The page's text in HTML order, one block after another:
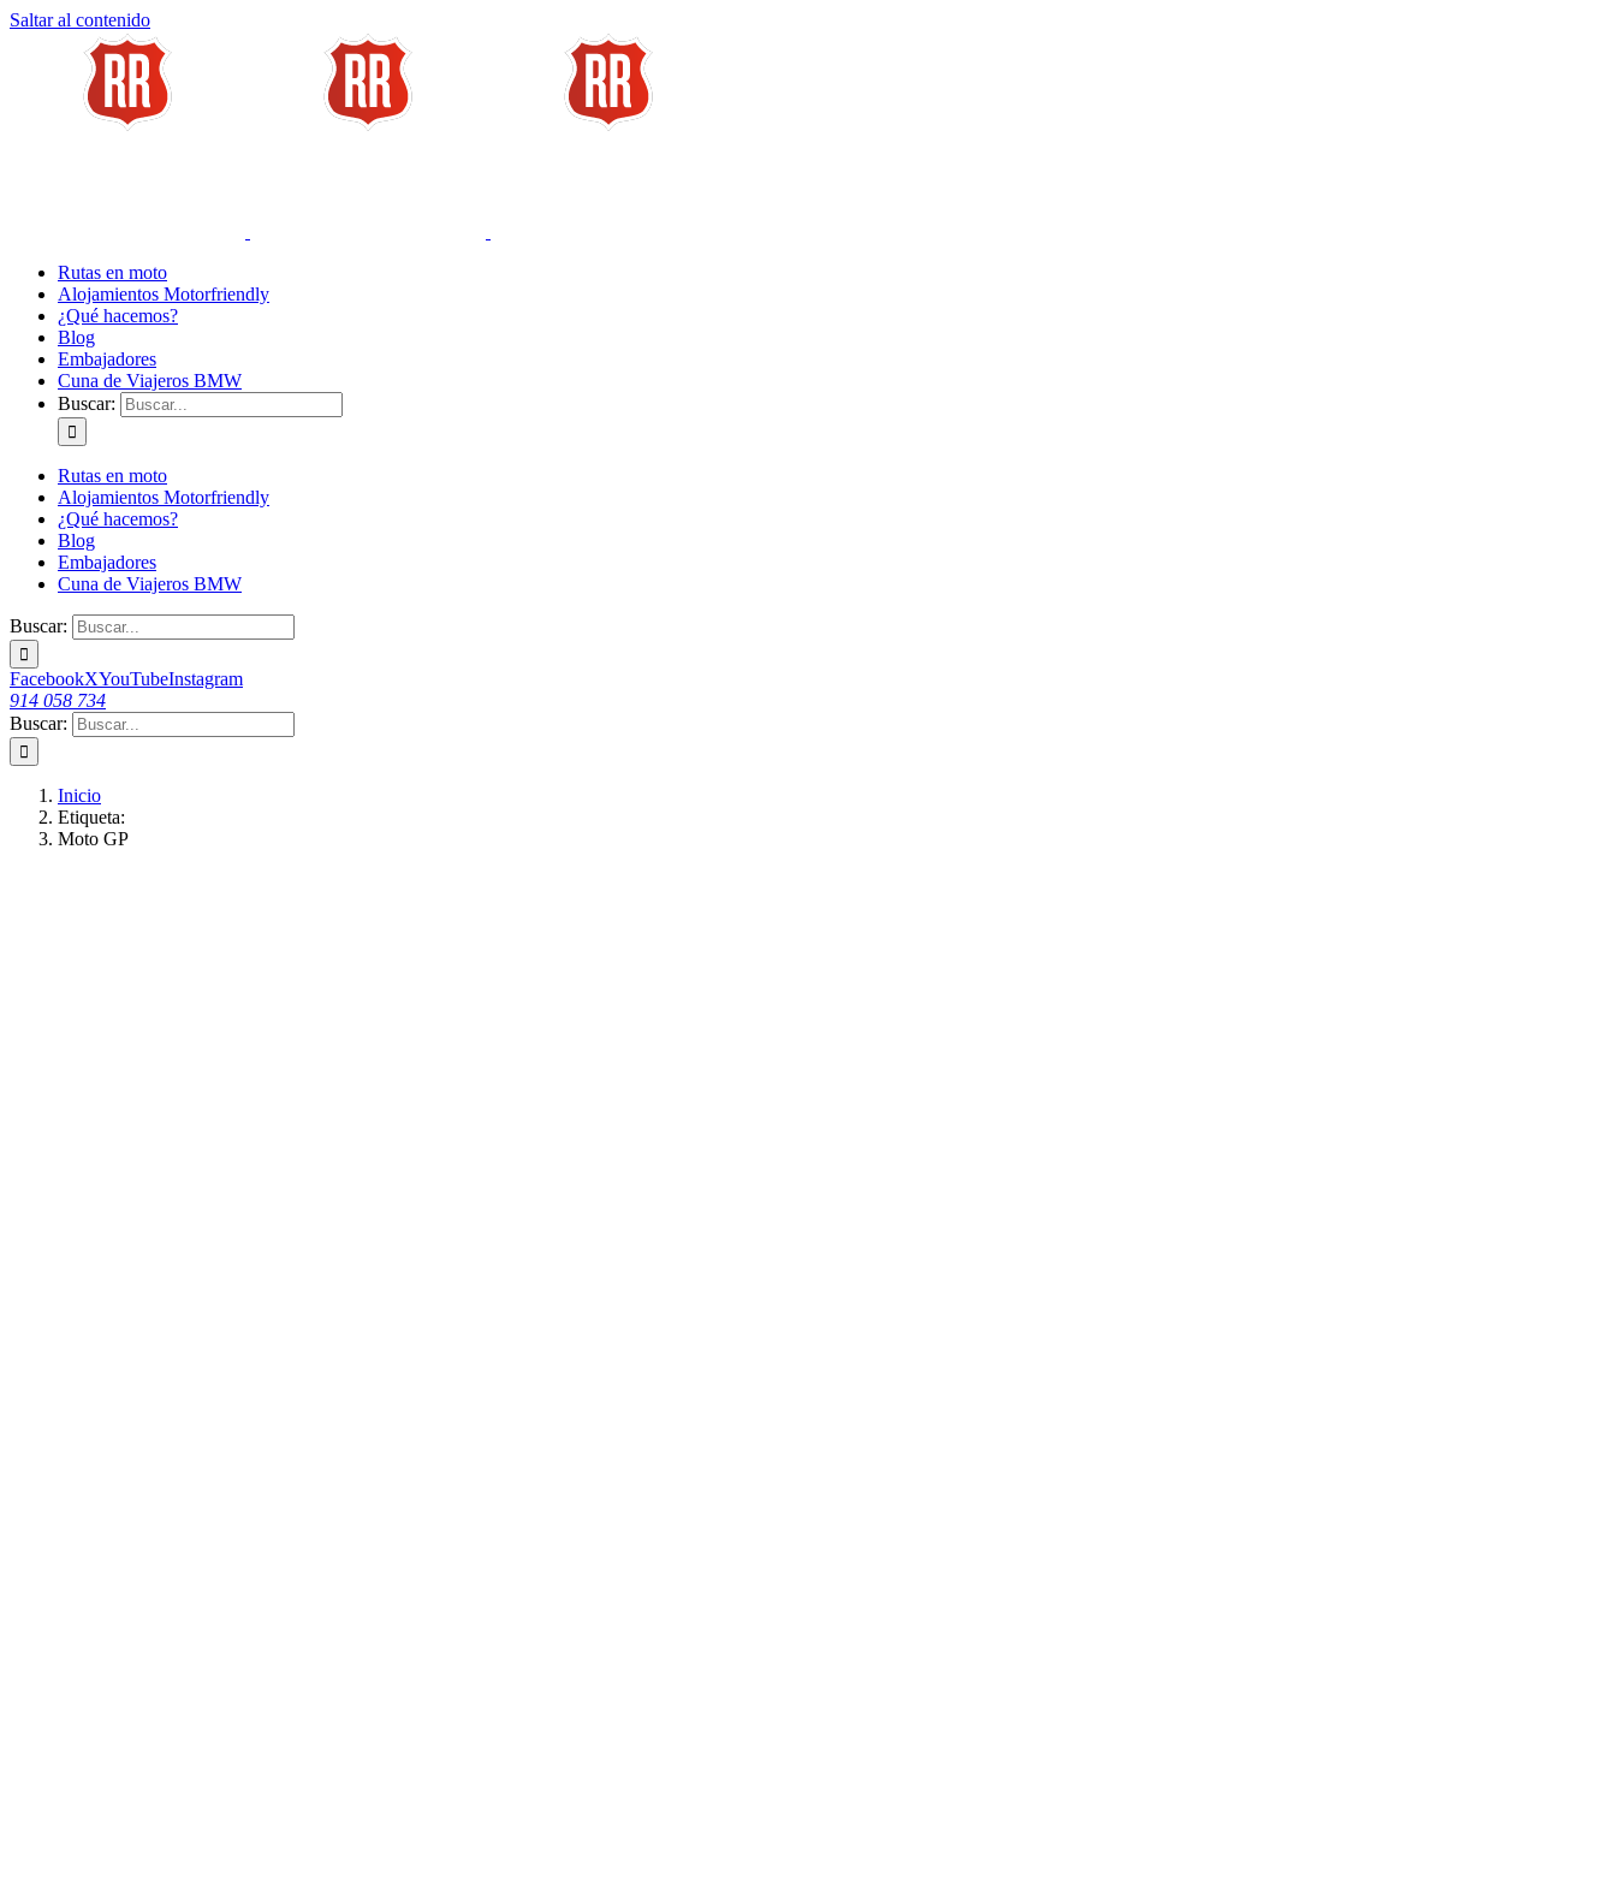
Saltar al contenido
Rutas en moto
Alojamientos Motorfriendly
¿Qué hacemos?
Blog
Embajadores
Cuna de Viajeros BMW
Buscar:
Rutas en moto
Alojamientos Motorfriendly
¿Qué hacemos?
Blog
Embajadores
Cuna de Viajeros BMW
Buscar:
FacebookXYouTubeInstagram
914 058 734
Buscar:
Inicio
Etiqueta:
Moto GP